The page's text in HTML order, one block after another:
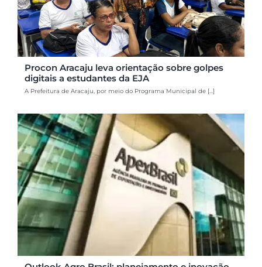
Procon Aracaju leva orientação sobre golpes
digitais a estudantes da EJA
A Prefeitura de Aracaju, por meio do Programa Municipal de [...]